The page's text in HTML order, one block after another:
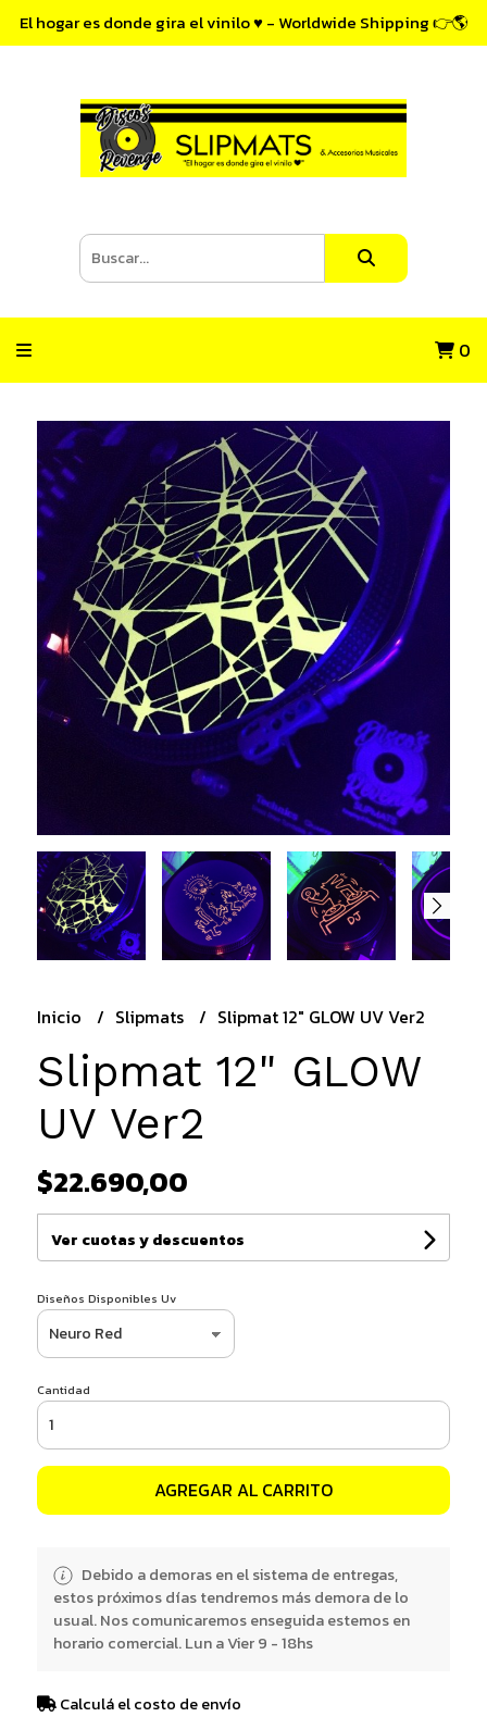
El hogar es donde gira el vinilo ♥ - Worldwide Shipping 👉🌎
0
Inicio Slipmats Slipmat 12" GLOW UV Ver2
Slipmat 12" GLOW
UV Ver2
$22.690,00
Ver cuotas y descuentos
Diseños Disponibles Uv
Cantidad
AGREGAR AL CARRITO
Debido a demoras en el sistema de entregas,
estos próximos días tendremos más demora de lo
usual. Nos comunicaremos enseguida estemos en
horario comercial. Lun a Vier 9 - 18hs
Calculá el costo de envío